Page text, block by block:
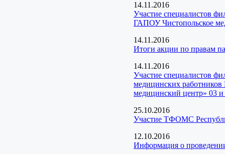
14.11.2016
Участие специалистов
ГАПОУ Чистопольское
14.11.2016
Итоги акции по правам
14.11.2016
Участие специалистов
медицинских работников
медицинский центр» 03 и
25.10.2016
Участие ТФОМС
12.10.2016
Информация о